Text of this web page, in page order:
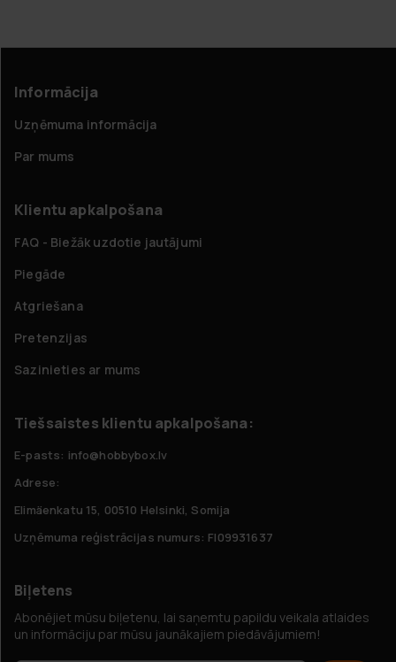
Informācija
Uzņēmuma informācija
Par mums
Klientu apkalpošana
FAQ - Biežāk uzdotie jautājumi
Piegāde
Atgriešana
Pretenzijas
Sazinieties ar mums
Tiešsaistes klientu apkalpošana:
E-pasts: info@hobbybox.lv
Adrese:
Elimäenkatu 15, 00510 Helsinki, Somija
Uzņēmuma reģistrācijas numurs: FI09931637
Biļetens
Abonējiet mūsu biļetenu, lai saņemtu papildu veikala atlaides
un informāciju par mūsu jaunākajiem piedāvājumiem!